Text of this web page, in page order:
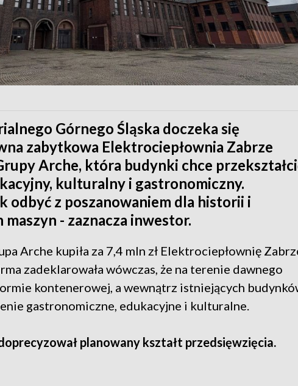
Górnego Śląska doczeka się
zabytkowa Elektrociepłownia Zabrze
Arche, która budynki chce
kulturalny i gastronomiczny.
odbyć z poszanowaniem dla historii i
- zaznacza inwestor.
Arche kupiła za 7,4 mln zł Elektrociepłownię
zadeklarowała wówczas, że na terenie dawnego
kontenerowej, a wewnątrz istniejących
gastronomiczne, edukacyjne i kulturalne.
planowany kształt przedsięwzięcia.